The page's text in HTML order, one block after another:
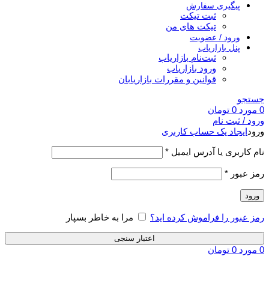
پیگیری سفارش
ثبت تیکت
تیکت های من
ورود / عضویت
پنل بازاریاب
ثبت‌نام بازاریاب
ورود بازاریاب
قوانین و مقررات بازاریابان
جستجو
0 مورد 0 تومان
ورود / ثبت نام
ورودایجاد یک حساب کاربری
نام کاربری یا آدرس ایمیل *
رمز عبور *
ورود
رمز عبور را فراموش کرده اید؟ مرا به خاطر بسپار
اعتبار سنجی
0 مورد 0 تومان